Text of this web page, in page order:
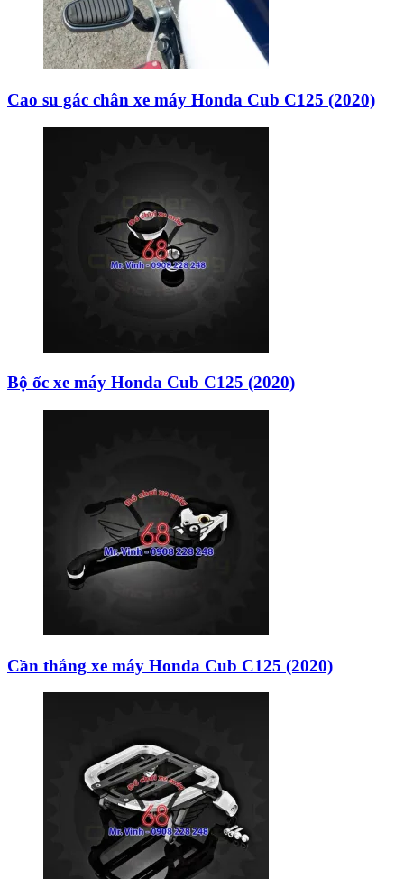
Cao su gác chân xe máy Honda Cub C125 (2020)
Bộ ốc xe máy Honda Cub C125 (2020)
Cần thắng xe máy Honda Cub C125 (2020)